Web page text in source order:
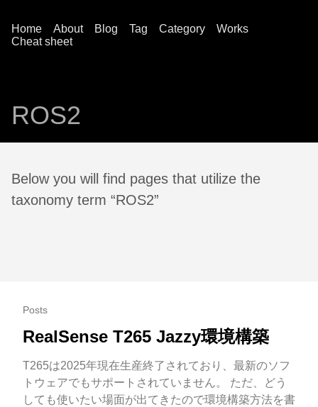
Home About Blog Tag Category
Works
Cheat sheet
ROS2
Below you will find pages that utilize the
taxonomy term “ROS2”
Posts
RealSense T265 Jazzy環境構築
T265は2025年現在生産終了されており、最新のソフ
トウェアでもサポートされていません。 ただ、どう
しても使いたい場面が出てきたので環境構築方法を書